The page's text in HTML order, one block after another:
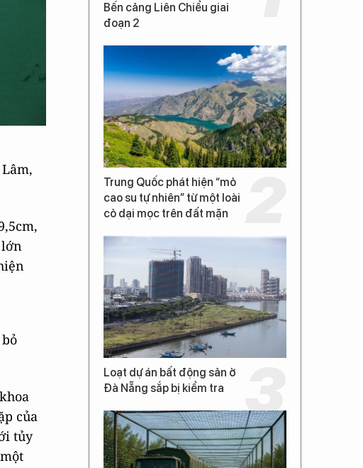
của
tủy
Bến cảng Liên Chiểu giai
đoạn 2
Trung Quốc phát hiện “mỏ
cao su tự nhiên” từ một loài
cỏ dại mọc trên đất mặn
Loạt dự án bất động sản ở
Đà Nẵng sắp bị kiểm tra